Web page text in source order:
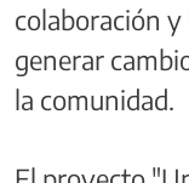
colaboración y
generar
la comunidad.